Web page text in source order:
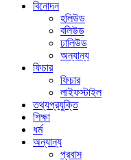
বিনোদন
হলিউড
বলিউড
ঢালিউড
অন্যান্য
ফিচার
ফিচার
লাইফস্টাইল
তথ্যপ্রযুক্তি
শিক্ষা
ধর্ম
অন্যান্য
প্রবাস